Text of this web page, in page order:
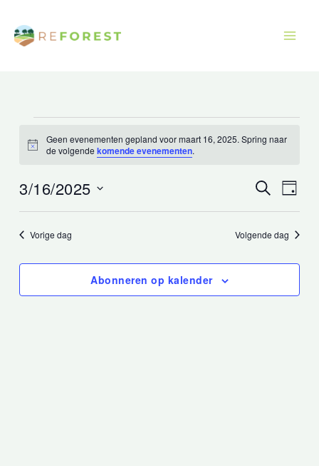
naar
inhoud
in
16,
Bericht
Geen evenementen gepland voor maart 16, 2025. Spring naar
de volgendekomende evenementen.
weergeven
ZoekDag
3/16/2025
Selecteer
eenVorige dag Volgende dag
Abonneren op kalender